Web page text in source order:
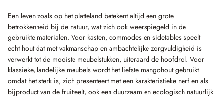
Een leven zoals op het platteland betekent altijd een grote
betrokkenheid bij de natuur, wat zich ook weerspiegeld in de
gebruikte materialen. Voor kasten, commodes en sidetables speelt
echt hout dat met vakmanschap en ambachtelijke zorgvuldigheid is
verwerkt tot de mooiste meubelstukken, uiteraard de hoofdrol. Voor
klassieke, landelijke meubels wordt het liefste mangohout gebruikt
omdat het sterk is, zich presenteert met een karakteristieke nerf en als
bijproduct van de fruitteelt, ook een duurzaam en ecologisch natuurlijk